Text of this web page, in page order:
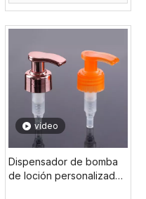
tornillo grande
vídeo
Dispensador de bomba
de loción personalizado,